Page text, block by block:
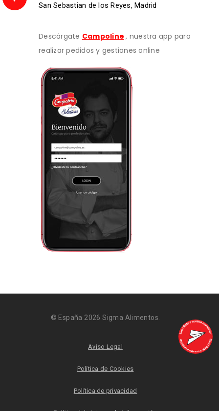
San Sebastian de los Reyes, Madrid
Descárgate Campoline , nuestra app para
realizar pedidos y gestiones online
© España 2026 Sigma Alimentos.
Aviso Legal
Política de Cookies
Política de privacidad